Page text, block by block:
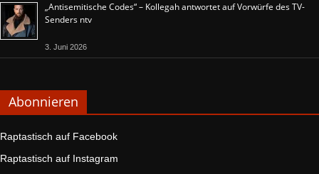
„Antisemitische Codes“ – Kollegah antwortet auf Vorwürfe des TV-
Senders ntv
3. Juni 2026
Abonnieren
Raptastisch auf Facebook
Raptastisch auf Instagram